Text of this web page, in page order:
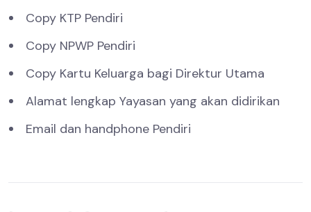
Copy KTP Pendiri
Copy NPWP Pendiri
Copy Kartu Keluarga bagi Direktur Utama
Alamat lengkap Yayasan yang akan didirikan
Email dan handphone Pendiri